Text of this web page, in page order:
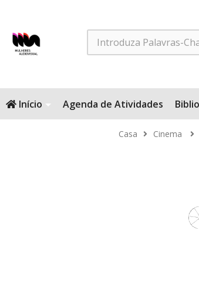
Search
Início Agenda de Atividades
Casa Cinema